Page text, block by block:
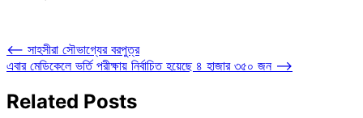
Post
navigation
⟵ সাহসীরা সৌভাগ্যের বরপুত্র
এবার মেডিকেলে ভর্তি পরীক্ষায় নির্বাচিত হয়েছে ৪ হাজার ৩৫০ জন ⟶
Related Posts